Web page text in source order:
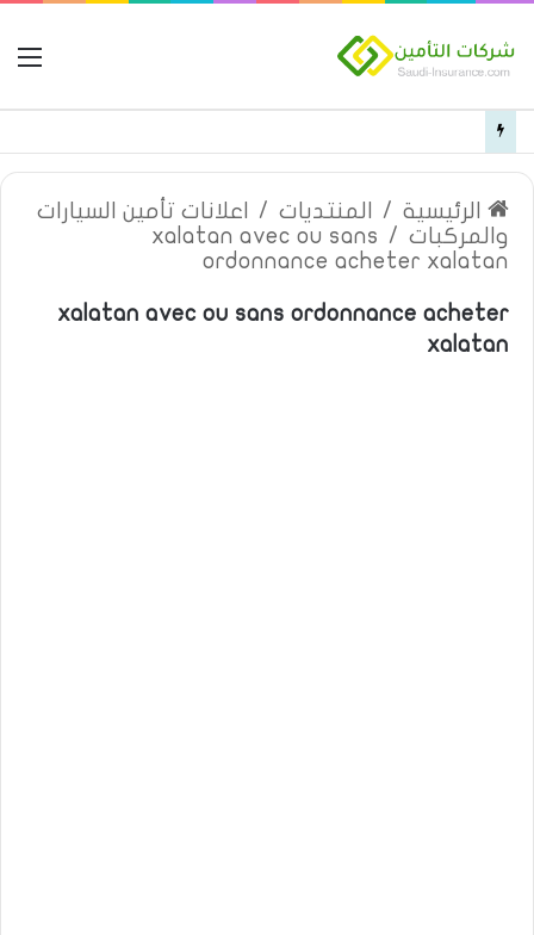
الرئيسية / المنتديات /
اعلانات تأمين السيارات
والمركبات /
xalatan avec ou sans
ordonnance acheter xalatan
xalatan avec ou sans ordonnance acheter
xalatan